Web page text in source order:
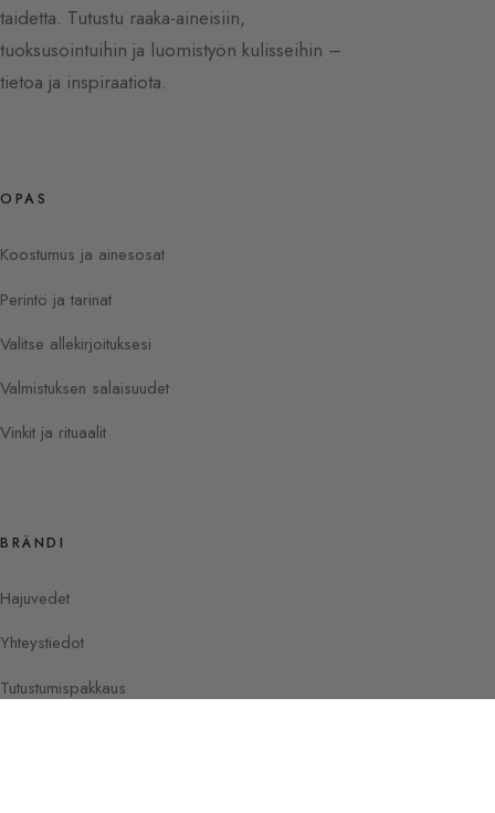
taidetta. Tutustu raaka-aineisiin,
tuoksusointuihin ja luomistyön kulisseihin –
tietoa ja inspiraatiota.
OPAS
Koostumus ja ainesosat
Perintö ja tarinat
Valitse allekirjoituksesi
Valmistuksen salaisuudet
Vinkit ja rituaalit
BRÄNDI
Hajuvedet
Yhteystiedot
Tutustumispakkaus